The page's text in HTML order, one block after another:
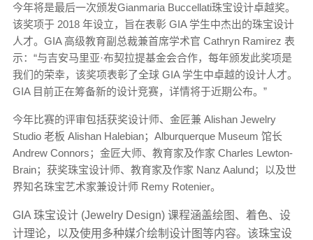
今年将是最后一次颁发Gianmaria Buccellati珠宝设计卓越奖。
该奖项于 2018 年设立，旨在表彰 GIA 学生中杰出的珠宝设计
人才。GIA 高级教育副总裁兼首席学术官 Cathryn Ramirez 表
示：“与吉安马里亚·布契拉提基金会合作，每年颁发此奖项是
我们的荣幸，该奖项表彰了全球 GIA 学生中卓越的设计人才。
GIA 目前正在筹备新的设计竞赛，详情将于近期公布。”
今年比赛的评审包括获奖设计师、金匠兼 Alishan Jewelry
Studio 老板 Alishan Halebian；Alburquerque Museum 馆长
Andrew Connors；金匠大师、教育家及作家 Charles Lewton-
Brain；获奖珠宝设计师、教育家及作家 Nanz Aalund；以及世
界知名珠宝艺术家兼设计师 Remy Rotenier。
GIA 珠宝设计 (Jewelry Design) 课程涵盖绘图、着色、设
计理论，以及使用多种媒介绘制设计图等内容。该珠宝设